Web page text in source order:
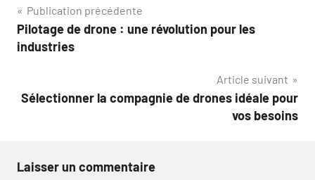
Navigation
de
Publication précédente
Pilotage de drone : une révolution pour les
industries
Article suivant
Sélectionner la compagnie de drones idéale pour
vos besoins
Laisser un commentaire